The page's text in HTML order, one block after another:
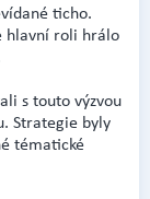
ticho.
hlavní roli hrálo
s touto výzvou
Strategie byly
tématické